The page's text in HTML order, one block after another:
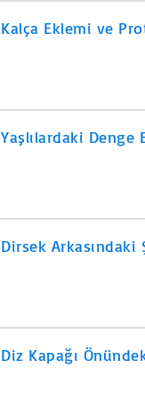
Kalça Eklemi ve
Yaşlılardaki Denge
Dirsek Arkasındaki
Diz Kapağı